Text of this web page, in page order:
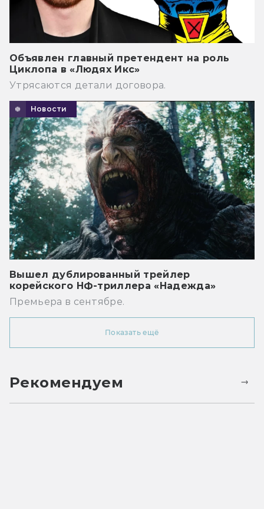
Объявлен главный претендент на роль
Циклопа в «Людях Икс»
Утрясаются детали договора.
Новости
Вышел дублированный трейлер
корейского НФ-триллера «Надежда»
Премьера в сентябре.
Показать ещё
Рекомендуем